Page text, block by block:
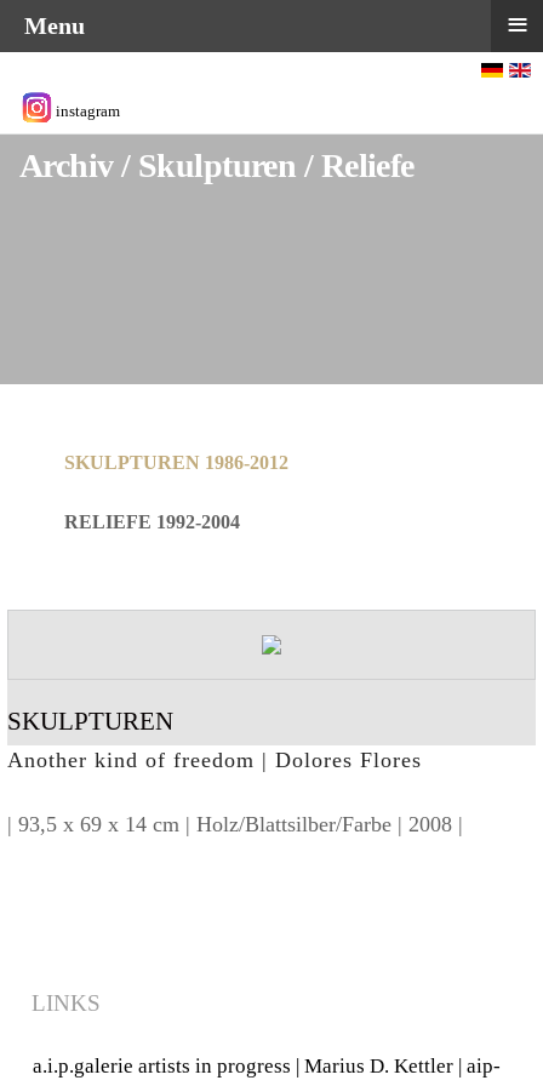
instagram
Archiv / Skulpturen / Reliefe
SKULPTUREN 1986-2012
RELIEFE 1992-2004
SKULPTUREN
Another kind of freedom | Dolores Flores
| 93,5 x 69 x 14 cm | Holz/Blattsilber/Farbe | 2008 |
LINKS
a.i.p.galerie artists in progress | Marius D. Kettler | aip-
Menu ≡